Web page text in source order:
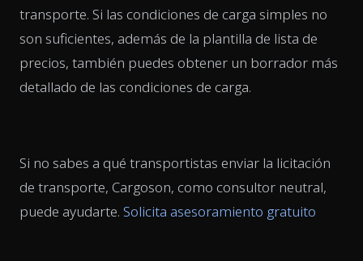
transporte. Si las condiciones de carga simples no
son suficientes, además de la plantilla de lista de
precios, también puedes obtener un borrador más
detallado de las condiciones de carga.
Si no sabes a qué transportistas enviar la licitación
de transporte, Cargoson, como consultor neutral,
puede ayudarte. Solicita asesoramiento gratuito